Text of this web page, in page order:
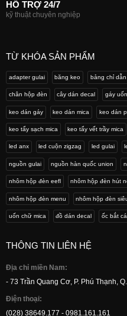
HỔ TRỢ 24/7
kỹ thuật chuyên nghiệp
TỪ KHÓA SẢN PHẨM
adapter gulai băng keo bảng chỉ dẫn
chân hộp đèn cây dán decal gáy
keo dán gáy keo dán mica keo dán
keo tẩy sạch mica keo tẩy vết trầy mica
led anx led cuộn zigzag led gulai
nguồn gulai nguồn hàn quốc union
nhôm hộp đèn eefl nhôm hộp đèn hút
nhôm hộp đèn menu nhôm hộp đèn
uốn chữ mica đồ dán decal ốc bắt
THÔNG TIN LIÊN HỆ
Địa chỉ miền Nam:
- 73 Trần Quang Cơ, P. Phú Thạnh,
Điện thoại:
(028) 38649.177 - 0981.161.161